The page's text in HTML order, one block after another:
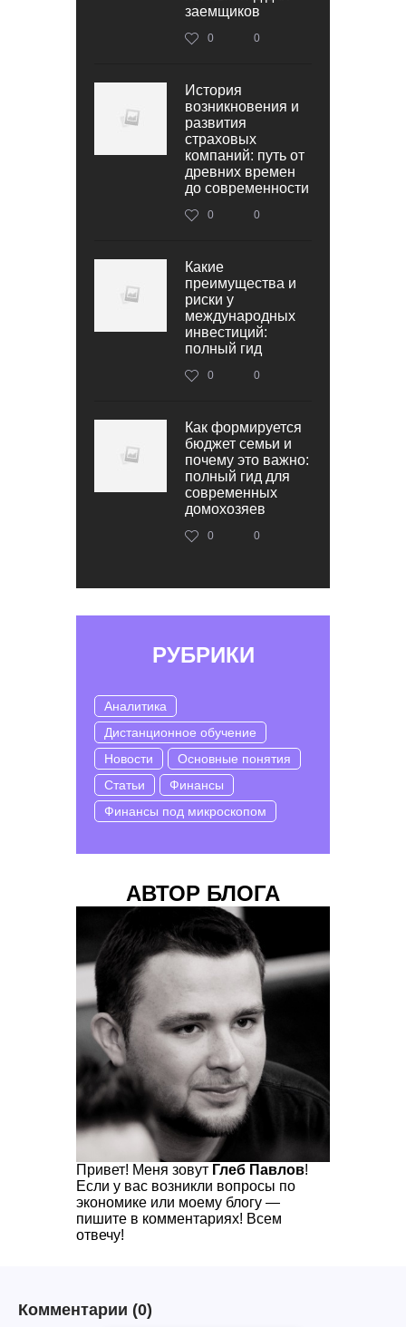
заемщиков
0 0
История
возникновения и
развития
страховых
компаний: путь от
древних времен
до современности
0 0
Какие
преимущества и
риски у
международных
инвестиций:
полный гид
0 0
Как формируется
бюджет семьи и
почему это важно:
полный гид для
современных
домохозяев
0 0
РУБРИКИ
Аналитика
Дистанционное обучение
Новости
Основные понятия
Статьи
Финансы
Финансы под микроскопом
АВТОР БЛОГА
Привет! Меня зовут Глеб Павлов!
Если у вас возникли вопросы по
экономике или моему блогу —
пишите в комментариях! Всем
отвечу!
Комментарии (0)